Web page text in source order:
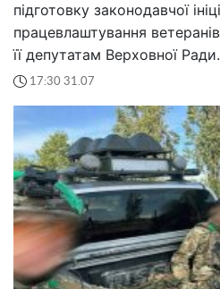
підготовку законодавчої
працевлаштування
її депутатам Верховної Ради.
17:30 31.07